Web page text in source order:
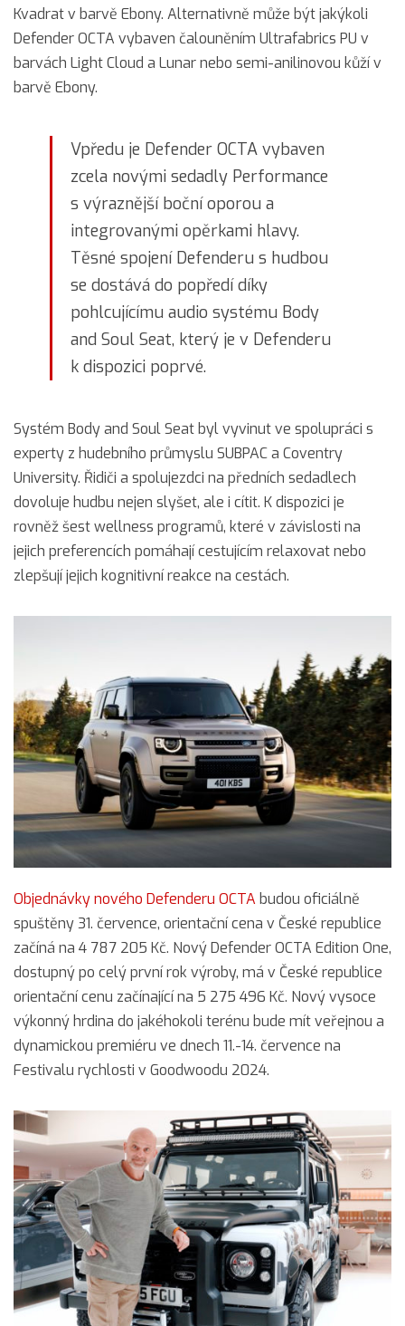
Kvadrat v barvě Ebony. Alternativně může být jakýkoli
Defender OCTA vybaven čalouněním Ultrafabrics PU v
barvách Light Cloud a Lunar nebo semi-anilinovou kůží v
barvě Ebony.
Vpředu je Defender OCTA vybaven
zcela novými sedadly Performance
s výraznější boční oporou a
integrovanými opěrkami hlavy.
Těsné spojení Defenderu s hudbou
se dostává do popředí díky
pohlcujícímu audio systému Body
and Soul Seat, který je v Defenderu
k dispozici poprvé.
Systém Body and Soul Seat byl vyvinut ve spolupráci s
experty z hudebního průmyslu SUBPAC a Coventry
University. Řidiči a spolujezdci na předních sedadlech
dovoluje hudbu nejen slyšet, ale i cítit. K dispozici je
rovněž šest wellness programů, které v závislosti na
jejich preferencích pomáhají cestujícím relaxovat nebo
zlepšují jejich kognitivní reakce na cestách.
Objednávky nového Defenderu OCTA budou oficiálně
spuštěny 31. července, orientační cena v České republice
začíná na 4 787 205 Kč. Nový Defender OCTA Edition One,
dostupný po celý první rok výroby, má v České republice
orientační cenu začínající na 5 275 496 Kč. Nový vysoce
výkonný hrdina do jakéhokoli terénu bude mít veřejnou a
dynamickou premiéru ve dnech 11.-14. července na
Festivalu rychlosti v Goodwoodu 2024.